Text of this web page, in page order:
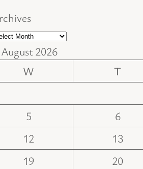
August 2026
W T
5
6
12
13
19
20